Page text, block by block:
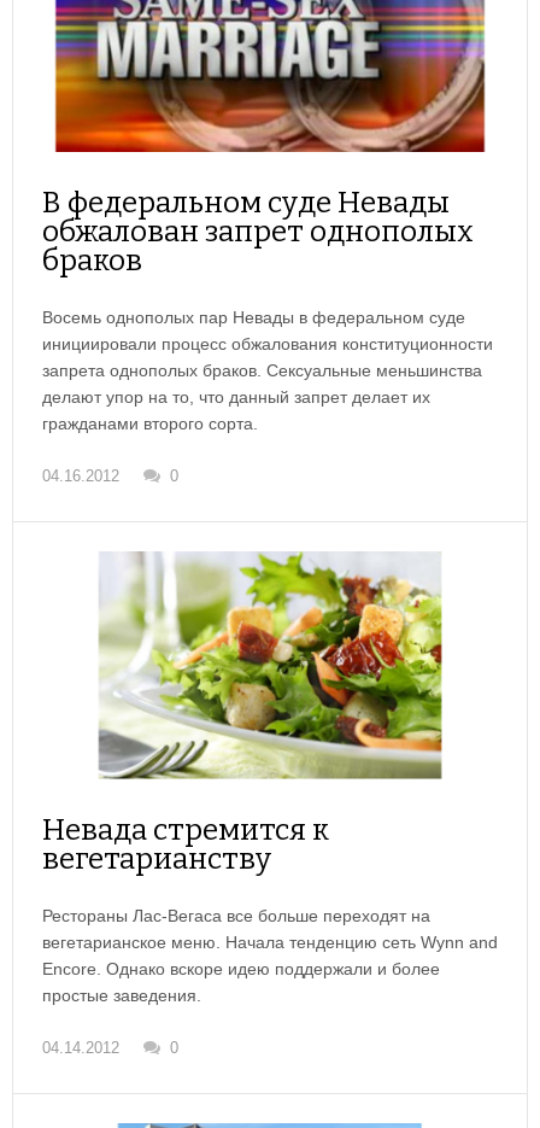
В федеральном суде Невады
обжалован запрет однополых
браков
Восемь однополых пар Невады в федеральном суде
инициировали процесс обжалования конституционности
запрета однополых браков. Сексуальные меньшинства
делают упор на то, что данный запрет делает их
гражданами второго сорта.
04.16.2012 0
Невада стремится к
вегетарианству
Рестораны Лас-Вегаса все больше переходят на
вегетарианское меню. Начала тенденцию сеть Wynn and
Encore. Однако вскоре идею поддержали и более
простые заведения.
04.14.2012 0